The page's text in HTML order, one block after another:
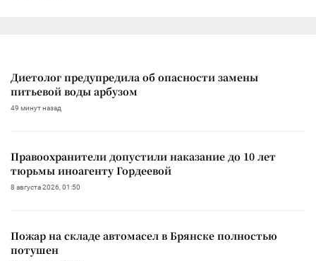
Диетолог предупредила об опасности замены
питьевой воды арбузом
49 минут назад
Правоохранители допустили наказание до 10 лет
тюрьмы иноагенту Гордеевой
8 августа 2026, 01:50
Пожар на складе автомасел в Брянске полностью
потушен